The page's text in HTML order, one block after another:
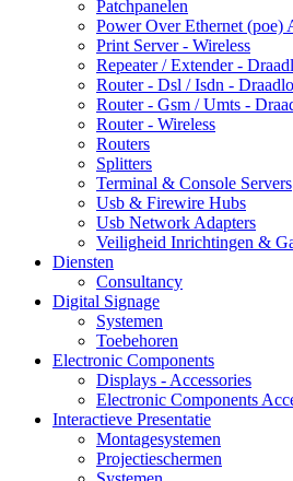
Patchpanelen
Power Over Ethernet (poe)
Print Server - Wireless
Repeater / Extender -
Router - Dsl / Isdn -
Router - Gsm / Umts -
Router - Wireless
Routers
Splitters
Terminal & Console Servers
Usb & Firewire Hubs
Usb Network Adapters
Veiligheid Inrichtingen &
Diensten
Consultancy
Digital Signage
Systemen
Toebehoren
Electronic Components
Displays - Accessories
Electronic Components
Interactieve Presentatie
Montagesystemen
Projectieschermen